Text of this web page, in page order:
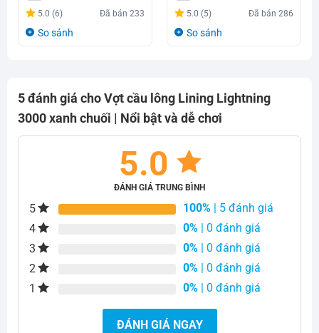
là:
1.380.000₫.
tại
là:
5.0 (6) Đã bán233
So sánh
là:
1.380.000₫.
tại
là:
5.0 (5) Đã bán286
So sánh
5 đánh giá choVợt cầu lông Lining Lightning
3000 xanh chuối | Nổi bật và dễ chơi
5.0
ĐÁNH GIÁ TRUNG BÌNH
5 100% | 5 đánh giá
4
0% | 0 đánh giá
3
0% | 0 đánh giá
2
0% | 0 đánh giá
1
0% | 0 đánh giá
ĐÁNH GIÁ NGAY